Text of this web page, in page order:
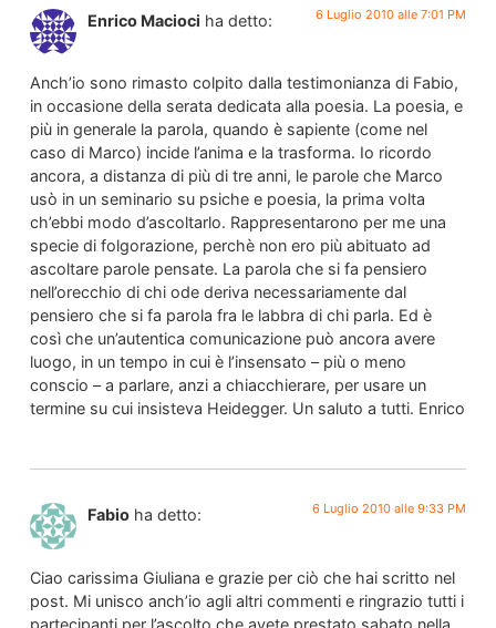
Enrico Macioci ha detto: 6 Luglio 2010 alle 7:01 PM
Anch’io sono rimasto colpito dalla testimonianza di Fabio,
in occasione della serata dedicata alla poesia. La poesia, e
più in generale la parola, quando è sapiente (come nel
caso di Marco) incide l’anima e la trasforma. Io ricordo
ancora, a distanza di più di tre anni, le parole che Marco
usò in un seminario su psiche e poesia, la prima volta
ch’ebbi modo d’ascoltarlo. Rappresentarono per me una
specie di folgorazione, perchè non ero più abituato ad
ascoltare parole pensate. La parola che si fa pensiero
nell’orecchio di chi ode deriva necessariamente dal
pensiero che si fa parola fra le labbra di chi parla. Ed è
così che un’autentica comunicazione può ancora avere
luogo, in un tempo in cui è l’insensato – più o meno
conscio – a parlare, anzi a chiacchierare, per usare un
termine su cui insisteva Heidegger. Un saluto a tutti. Enrico
Fabio ha detto: 6 Luglio 2010 alle 9:33 PM
Ciao carissima Giuliana e grazie per ciò che hai scritto nel
post. Mi unisco anch’io agli altri commenti e ringrazio tutti i
partecipanti per l’ascolto che avete prestato sabato nella